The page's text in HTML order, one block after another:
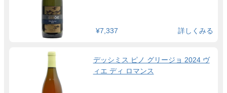
¥7,337 詳しくみる
デッシミス ピノ グリージョ 2024 ヴ
ィエ ディ ロマンス